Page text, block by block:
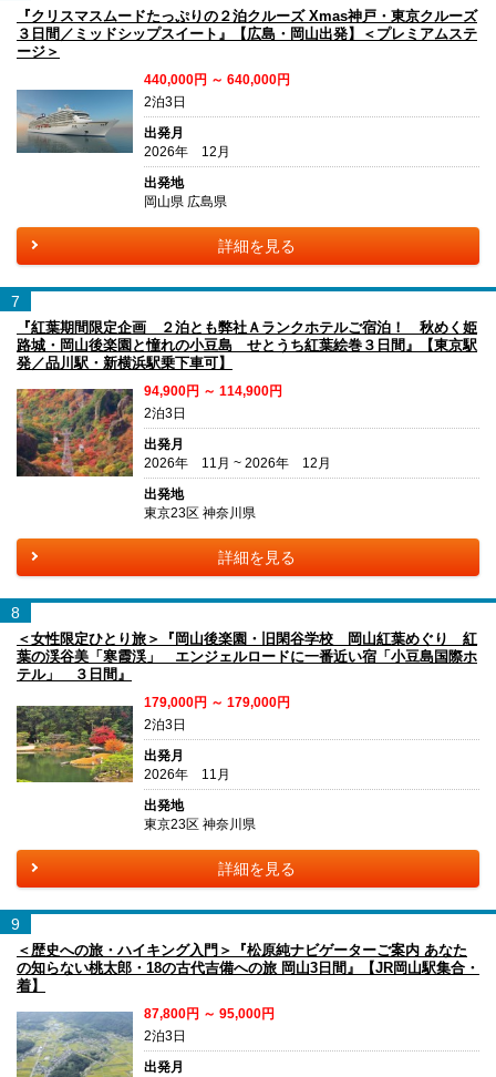
『クリスマスムードたっぷりの２泊クルーズ Xmas神戸・東京クルーズ
３日間／ミッドシップスイート』【広島・岡山出発】＜プレミアムステ
ージ＞
440,000円 ～ 640,000円
2泊3日
出発月
2026年 12月
出発地
岡山県 広島県
詳細を見る
7
『紅葉期間限定企画 ２泊とも弊社Ａランクホテルご宿泊！ 秋めく姫
路城・岡山後楽園と憧れの小豆島 せとうち紅葉絵巻３日間』【東京駅
発／品川駅・新横浜駅乗下車可】
94,900円 ～ 114,900円
2泊3日
出発月
2026年 11月 ~ 2026年 12月
出発地
東京23区 神奈川県
詳細を見る
8
＜女性限定ひとり旅＞『岡山後楽園・旧閑谷学校 岡山紅葉めぐり 紅
葉の渓谷美「寒霞渓」 エンジェルロードに一番近い宿「小豆島国際ホ
テル」 ３日間』
179,000円 ～ 179,000円
2泊3日
出発月
2026年 11月
出発地
東京23区 神奈川県
詳細を見る
9
＜歴史への旅・ハイキング入門＞『松原純ナビゲーターご案内 あなた
の知らない桃太郎・18の古代吉備への旅 岡山3日間』【JR岡山駅集合・
着】
87,800円 ～ 95,000円
2泊3日
出発月